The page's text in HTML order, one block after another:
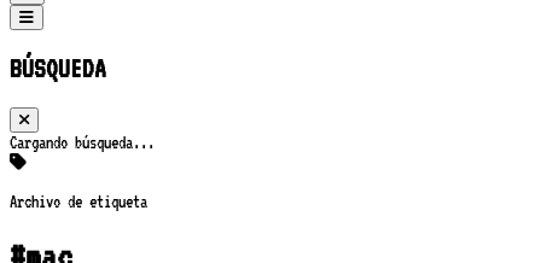
BÚSQUEDA
Cargando búsqueda...
Archivo de etiqueta